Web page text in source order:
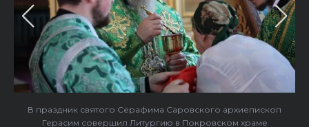
В праздник святого Серафима Саровского архиепископ
Герасим совершил Литургию в Покровском храме